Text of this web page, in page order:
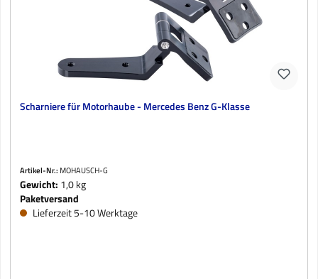
Scharniere für Motorhaube - Mercedes Benz G-Klasse
Artikel-Nr.: MOHAUSCH-G
Gewicht: 1,0 kg
Paketversand
Lieferzeit 5-10 Werktage